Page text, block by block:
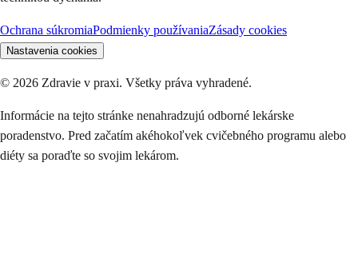
Ochrana súkromiaPodmienky používaniaZásady cookies
Nastavenia cookies
© 2026 Zdravie v praxi. Všetky práva vyhradené.
Informácie na tejto stránke nenahradzujú odborné lekárske
poradenstvo. Pred začatím akéhokoľvek cvičebného programu alebo
diéty sa poraďte so svojim lekárom.